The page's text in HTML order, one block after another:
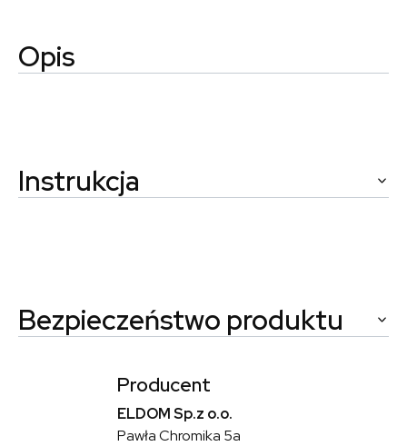
Opis
Instrukcja
Bezpieczeństwo produktu
Producent
ELDOM Sp.z o.o.
Pawła Chromika 5a